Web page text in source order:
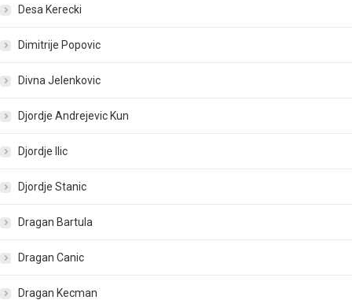
Desa Kerecki
Dimitrije Popovic
Divna Jelenkovic
Djordje Andrejevic Kun
Djordje Ilic
Djordje Stanic
Dragan Bartula
Dragan Canic
Dragan Kecman